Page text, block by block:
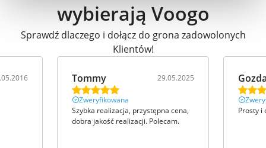
wybierają Voogo
Sprawdź dlaczego i dołącz do grona zadowolonych
Klientów!
Tommy 29.05.2025
Zweryfikowana
Szybka realizacja, przystępna cena,
dobra jakość realizacji. Polecam.
Prosty i